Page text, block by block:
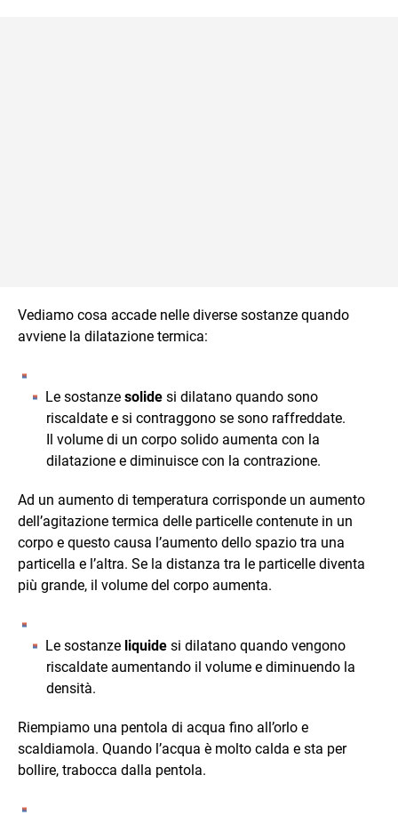
Vediamo cosa accade nelle diverse sostanze quando
avviene la dilatazione termica:
Le sostanze solide si dilatano quando sono
riscaldate e si contraggono se sono raffreddate.
Il volume di un corpo solido aumenta con la
dilatazione e diminuisce con la contrazione.
Ad un aumento di temperatura corrisponde un aumento
dell’agitazione termica delle particelle contenute in un
corpo e questo causa l’aumento dello spazio tra una
particella e l’altra. Se la distanza tra le particelle diventa
più grande, il volume del corpo aumenta.
Le sostanze liquide si dilatano quando vengono
riscaldate aumentando il volume e diminuendo la
densità.
Riempiamo una pentola di acqua fino all’orlo e
scaldiamola. Quando l’acqua è molto calda e sta per
bollire, trabocca dalla pentola.